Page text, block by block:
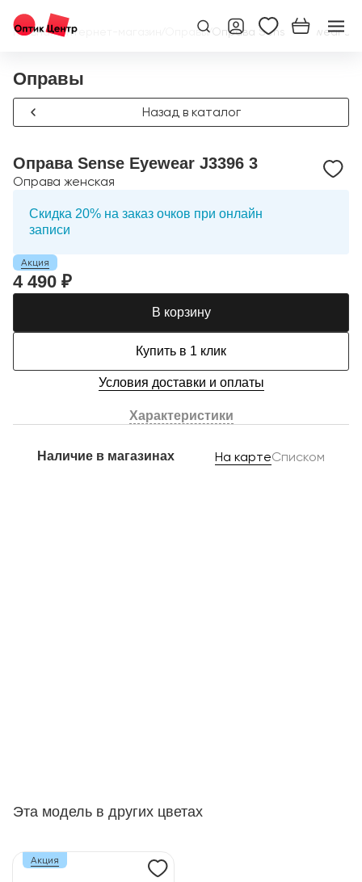
Главная/Интернет-магазин Оправы/Оправа Sense Eyewear
Оправы
Назад в каталог
Оправа Sense Eyewear J3396 3
Оправа женская
Скидка 20% на заказ очков при онлайн
записи
Акция
4 490 ₽
В корзину
Купить в 1 клик
Условия доставки и оплаты
Характеристики
Наличие в магазинах На картеСписком
Эта модель в других цветах
Акция